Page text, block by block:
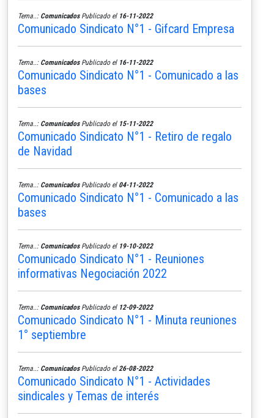
Tema..: ComunicadosPublicado el 16-11-2022
Comunicado Sindicato N°1 - Gifcard Empresa
Tema..: ComunicadosPublicado el 16-11-2022
Comunicado Sindicato N°1 - Comunicado a las
bases
Tema..: ComunicadosPublicado el 15-11-2022
Comunicado Sindicato N°1 - Retiro de regalo
de Navidad
Tema..: ComunicadosPublicado el 04-11-2022
Comunicado Sindicato N°1 - Comunicado a las
bases
Tema..: ComunicadosPublicado el 19-10-2022
Comunicado Sindicato N°1 - Reuniones
informativas Negociación 2022
Tema..: ComunicadosPublicado el 12-09-2022
Comunicado Sindicato N°1 - Minuta reuniones
1° septiembre
Tema..: ComunicadosPublicado el 26-08-2022
Comunicado Sindicato N°1 - Actividades
sindicales y Temas de interés